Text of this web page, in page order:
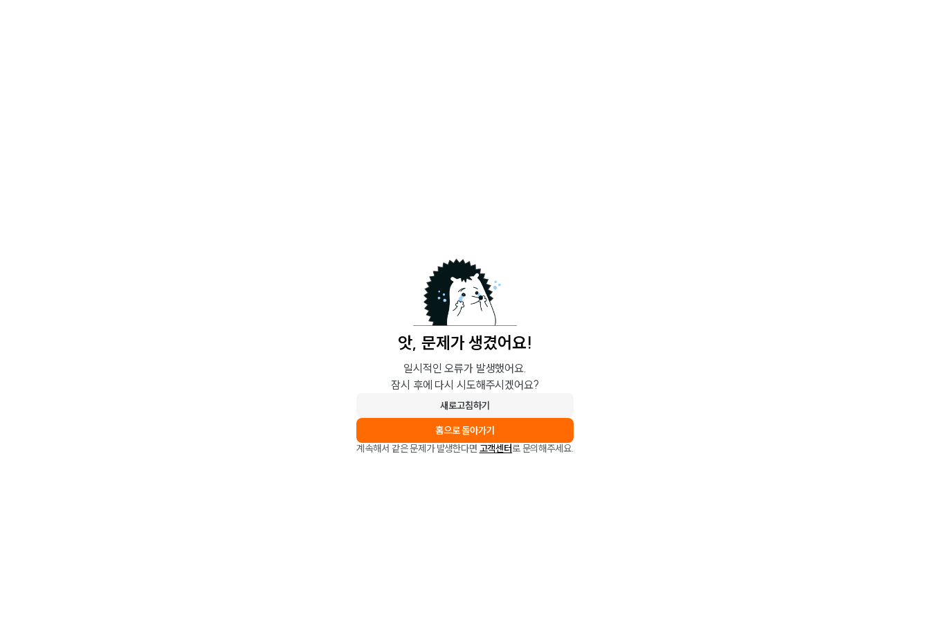
앗, 문제가 생겼어요!
일시적인 오류가 발생했어요.
잠시 후에 다시 시도해주시겠어요?
새로고침하기
홈으로 돌아가기
계속해서 같은 문제가 발생한다면 고객센터로 문의해주세요.